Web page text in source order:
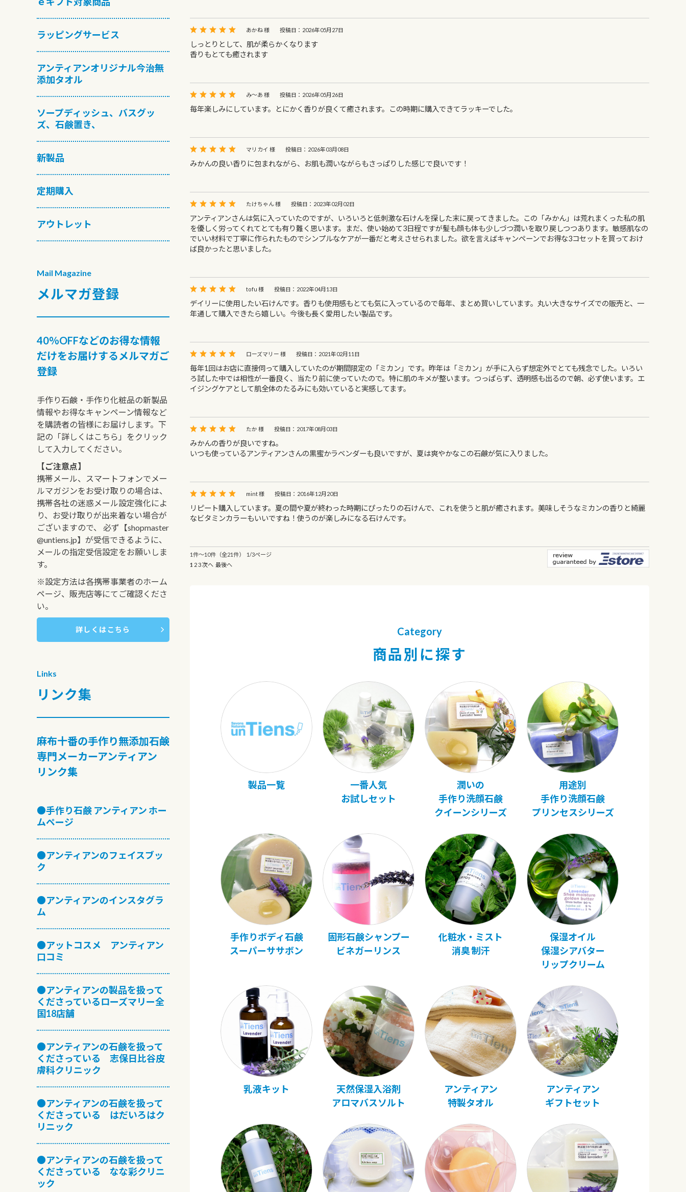
あかね 様 投稿日：2026年05月27日
しっとりとして、肌が柔らかくなります
香りもとても癒されます
み～あ 様 投稿日：2026年05月26日
毎年楽しみにしています。とにかく香りが良くて癒されます。この時期に購入できてラッキーでした。
マリカイ 様 投稿日：2026年03月08日
みかんの良い香りに包まれながら、お肌も潤いながらもさっぱりした感じで良いです！
たけちゃん 様 投稿日：2023年02月02日
アンティアンさんは気に入っていたのですが、いろいろと低刺激な石けんを探した末に戻ってきました。この「みかん」は荒れまくった私の肌
を優しく労ってくれてとても有り難く思います。まだ、使い始めて3日程ですが髪も顔も体も少しづつ潤いを取り戻しつつあります。敏感肌なの
でいい材料で丁寧に作られたものでシンプルなケアが一番だと考えさせられました。欲を言えばキャンペーンでお得な3コセットを買っておけ
ば良かったと思いました。
tofu 様 投稿日：2022年04月13日
デイリーに使用したい石けんです。香りも使用感もとても気に入っているので毎年、まとめ買いしています。丸い大きなサイズでの販売と、一
年通して購入できたら嬉しい。今後も長く愛用したい製品です。
ローズマリー 様 投稿日：2021年02月11日
毎年1回はお店に直接伺って購入していたのが期間限定の「ミカン」です。昨年は「ミカン」が手に入らず想定外でとても残念でした。いろい
ろ試した中では相性が一番良く、当たり前に使っていたので。特に肌のキメが整います。つっぱらず、透明感も出るので朝、必ず使います。エ
イジングケアとして肌全体のたるみにも効いていると実感してます。
たか 様 投稿日：2017年08月03日
みかんの香りが良いですね。
いつも使っているアンティアンさんの黒蜜かラベンダーも良いですが、夏は爽やかなこの石鹸が気に入りました。
mint 様 投稿日：2016年12月20日
リピート購入しています。夏の間や夏が終わった時期にぴったりの石けんで、これを使うと肌が癒されます。美味しそうなミカンの香りと綺麗
なビタミンカラーもいいですね！使うのが楽しみになる石けんです。
1件～10件（全21件） 1/3ページ
1 23次へ 最後へ
Category
商品別に探す
製品一覧
一番人気
お試しセット
潤いの
手作り洗顔石鹸
クイーンシリーズ
用途別
手作り洗顔石鹸
プリンセスシリーズ
手作りボディ石鹸
スーパーササボン
固形石鹸シャンプー
ビネガーリンス
化粧水・ミスト
消臭 制汗
保湿オイル
保湿シアバター
リップクリーム
乳液キット
天然保湿入浴剤
アロマバスソルト
アンティアン
特製タオル
アンティアン
ギフトセット
ラッピングサービス
アンティアンオリジナル今治無
添加タオル
ソープディッシュ、バスグッ
ズ、石鹸置き、
新製品
定期購入
アウトレット
Mail Magazine
メルマガ登録
40％OFFなどのお得な情報
だけをお届けするメルマガご
登録
手作り石鹸・手作り化粧品の新製品
情報やお得なキャンペーン情報など
を購読者の皆様にお届けします。下
記の「詳しくはこちら」をクリック
して入力してください。
【ご注意点】
携帯メール、スマートフォンでメー
ルマガジンをお受け取りの場合は、
携帯各社の迷惑メール設定強化によ
り、お受け取りが出来着ない場合が
ございますので、 必ず【shopmaster
@untiens.jp】が受信できるように、
メールの指定受信設定をお願いしま
す。
※設定方法は各携帯事業者のホーム
ページ、販売店等にてご確認くださ
い。
詳しくはこちら
Links
リンク集
麻布十番の手作り無添加石鹸
専門メーカーアンティアン
リンク集
●手作り石鹸 アンティアン ホー
ムページ
●アンティアンのフェイスブッ
ク
●アンティアンのインスタグラ
ム
●アットコスメ アンティアン
口コミ
●アンティアンの製品を扱って
くださっているローズマリー全
国18店舗
●アンティアンの石鹸を扱って
くださっている 志保日比谷皮
膚科クリニック
●アンティアンの石鹸を扱って
くださっている はだいろはク
リニック
●アンティアンの石鹸を扱って
くださっている なな彩クリニ
ック